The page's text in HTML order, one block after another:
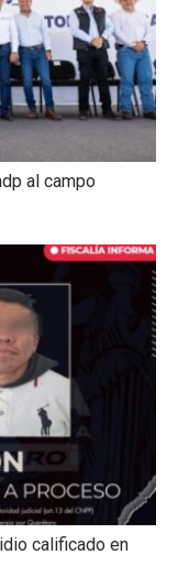
al campo
calificado en